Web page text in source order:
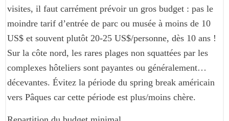
visites, il faut carrément prévoir un gros budget : pas le
moindre tarif d’entrée de parc ou musée à moins de 10
US$ et souvent plutôt 20-25 US$/personne, dès 10 ans !
Sur la côte nord, les rares plages non squattées par les
complexes hôteliers sont payantes ou généralement…
décevantes. Évitez la période du spring break américain
vers Pâques car cette période est plus/moins chère.